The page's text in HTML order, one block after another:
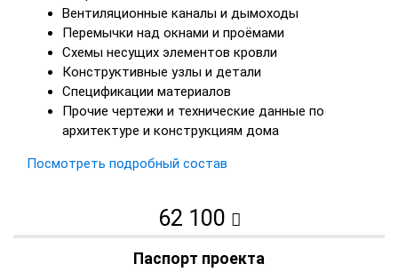
Вентиляционные каналы и дымоходы
Перемычки над окнами и проёмами
Схемы несущих элементов кровли
Конструктивные узлы и детали
Спецификации материалов
Прочие чертежи и технические данные по
архитектуре и конструкциям дома
Посмотреть подробный состав
62 100
Паспорт проекта